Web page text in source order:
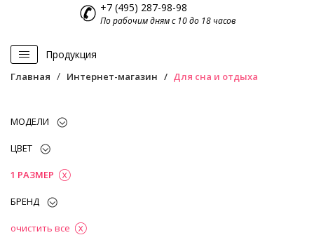
+7 (495) 287-98-98
По рабочим дням с 10 до 18 часов
Продукция
Главная Интернет-магазин Для сна и отдыха
МОДЕЛИ
ЦВЕТ
1 РАЗМЕР
БРЕНД
очистить все